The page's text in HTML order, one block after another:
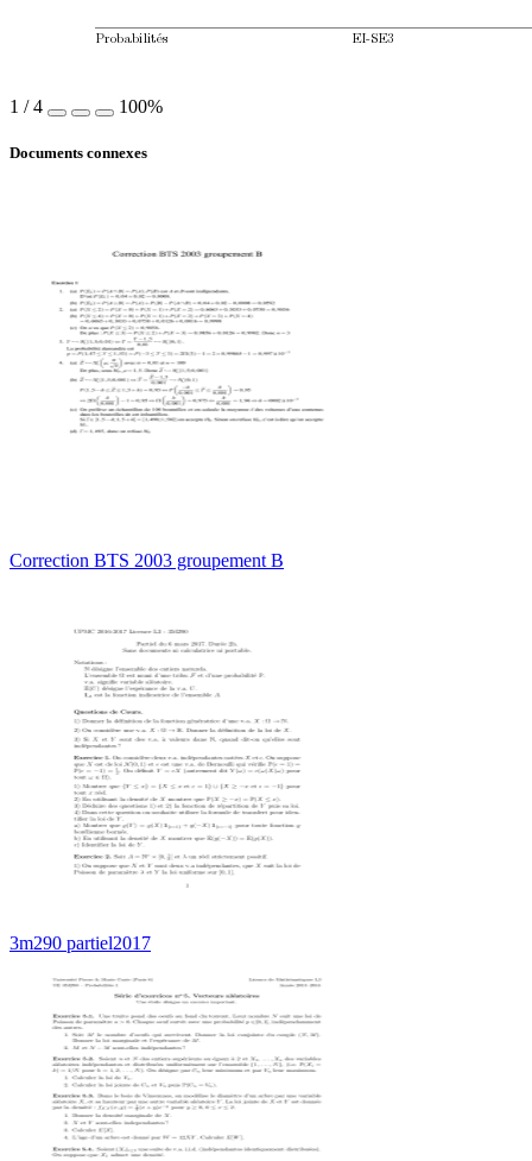
Probabilit´
es EI-SE3
1 /4 100%
Documents connexes
Correction BTS 2003 groupement B
3m290 partiel2017